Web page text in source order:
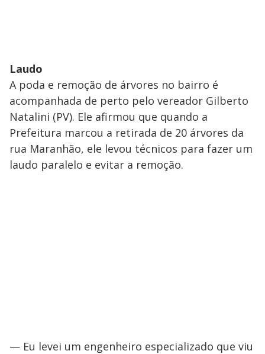
Laudo
A poda e remoção de árvores no bairro é
acompanhada de perto pelo vereador Gilberto
Natalini (PV). Ele afirmou que quando a
Prefeitura marcou a retirada de 20 árvores da
rua Maranhão, ele levou técnicos para fazer um
laudo paralelo e evitar a remoção.
— Eu levei um engenheiro especializado que viu